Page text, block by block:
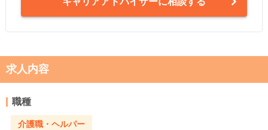
求人内容
職種
介護職・ヘルパー